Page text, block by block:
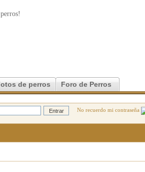
perros!
de perros Foro de Perros
No recuerdo mi contraseña